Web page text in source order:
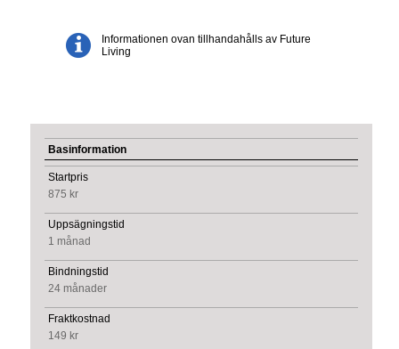
Informationen ovan tillhandahålls av Future
Living
Basinformation
Startpris
875 kr
Uppsägningstid
1 månad
Bindningstid
24 månader
Fraktkostnad
149 kr